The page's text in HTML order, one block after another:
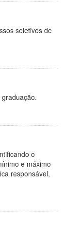
seletivos de
o
e máximo
responsável,